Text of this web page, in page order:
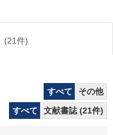
(21件)
すべて
その他
すべて
文献書誌 (21件)